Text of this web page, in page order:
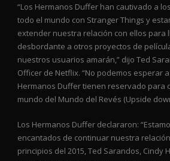
“Los Hermanos Duffer han cautivado a
todo el mundo con Stranger Things y
extender nuestra relación con ellos para
desbordante a otros proyectos de
nuestros usuarios amarán,” dijo Ted
Officer de Netflix. “No podemos esperar
Hermanos Duffer tienen reservado para
mundo del Mundo del Revés (Upside
Los Hermanos Duffer declararon:
encantados de continuar nuestra
principios del 2015, Ted Sarandos, Cindy